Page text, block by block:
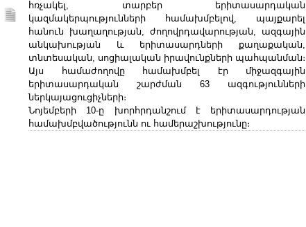
հռչակել, տարբեր երիտասարդական
կազմակերպությունների համախմբելով, պայքարել
հանուն խաղաղության, ժողովրդավարության, ազգային
անկախության և երիտասարդների քաղաքական,
տնտեսական, սոցիալական իրավունքների պահպանման։
Այս համաժողովը համախմբել էր միջազգային
երիտասարդական շարժման 63 ազգությունների
ներկայացուցիչների։
Նոյեմբերի 10-ը խորհրդանշում է երիտասարդության
համախմբվածությունն ու համերաշխությունը։